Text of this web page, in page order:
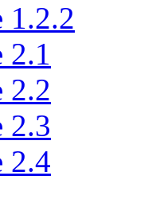
1.2.2
2.1
2.2
2.3
2.4